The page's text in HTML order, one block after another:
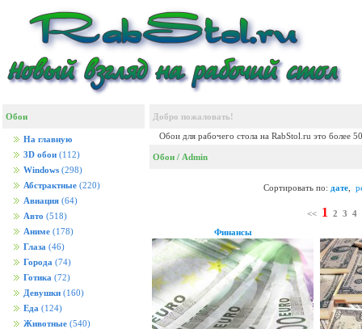
Обои
На главную
3D обои (112)
Windows (298)
Абстрактные (220)
Авиация (64)
Авто (518)
Аниме (178)
Глаза (46)
Города (74)
Готика (72)
Девушки (160)
Еда (124)
Животные (540)
Добро пожаловать!
Обои для рабочего стола на RabStol.ru это более
Обои / Admin
Сортировать по: дате
<< 1 2 3 4
Финансы